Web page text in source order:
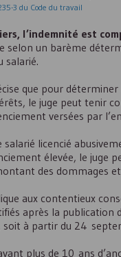
3 du Code du travail
l’indemnité est
selon un barème
salarié.
que pour
le juge peut tenir
versées par
salarié licencié
élevée, le juge
des dommages
aux contentieux
après la publication
soit à partir du 24
plus de 10 ans